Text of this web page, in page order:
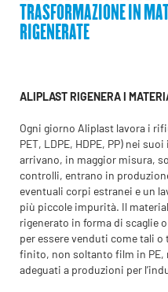
TRASFORMAZIONE IN
RIGENERATE
ALIPLAST RIGENERA I
Ogni giorno Aliplast lavora i
PET, LDPE, HDPE, PP) nei
arrivano, in maggior misura,
controlli, entrano in
eventuali corpi estranei e un
più piccole impurità. Il
rigenerato in forma di scaglie
per essere venduti come tali
finito, non soltanto film in PE,
adeguati a produzioni per